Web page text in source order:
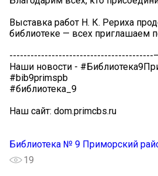
Выставка работ Н. К. Рериха
библиотеке — всех приглашаем
-----------------------------------------
Наши новости -
#bib9primspb
#библиотека_9
Наш сайт: dom.primcbs.ru
Библиотека № 9 Приморский
19